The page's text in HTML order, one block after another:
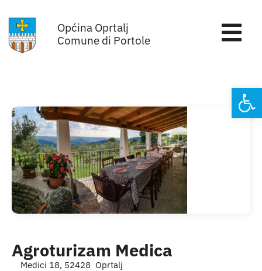
content
Općina Oprtalj
Comune di Portole
Općinska uprava
Sa sjednica vijeća
Za građane
Mjesta
Subjekti
Agroturizam Medica
Medici 18, 52428 Oprtalj